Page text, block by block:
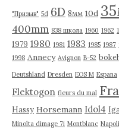
"Призыв" 5d 6D 8мм 10d
400mm 838 школа 1960 1962
1979 1980 1981 1983 1985 1987
1998 Annecy Avignon B-52
Deutshland Dresden EOS M Espana
Flektogon fleurs du mal
Hassy Horsemann Idol4
Minolta dimage 7i Montblanc Napoli